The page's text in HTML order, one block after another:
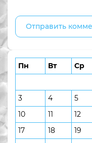
Пн Вт Ср
3
4 5
10
11 12
17
18 19